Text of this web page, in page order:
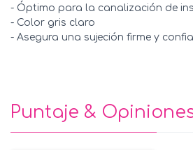
- Óptimo para la canalización de
- Color gris claro
- Asegura una sujeción firme y
Puntaje &